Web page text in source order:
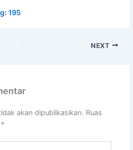
195
NEXT
akan dipublikasikan. Ruas
*